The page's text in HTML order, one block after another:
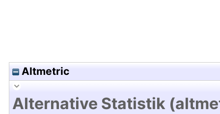
Altmetric
Alternative Statistik